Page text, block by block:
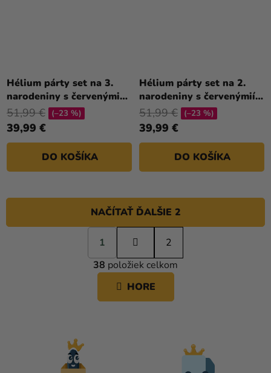
Hélium párty set na 3.
narodeniny s červenými
balónmi
39,99 €
51,99 € (–23 %)
DO KOŠÍKA
Hélium párty set na 2.
narodeniny s červenýmií
balónmi
39,99 €
51,99 € (–23 %)
DO KOŠÍKA
O
V
L
Á
NAČÍTAŤ ĎALŠIE 2
S
t
r
á
k
o
1
2
38 položiek celkom
HORE